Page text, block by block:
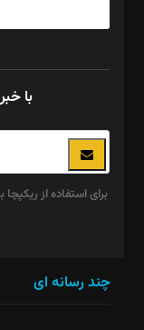
با
چند رسانه ای